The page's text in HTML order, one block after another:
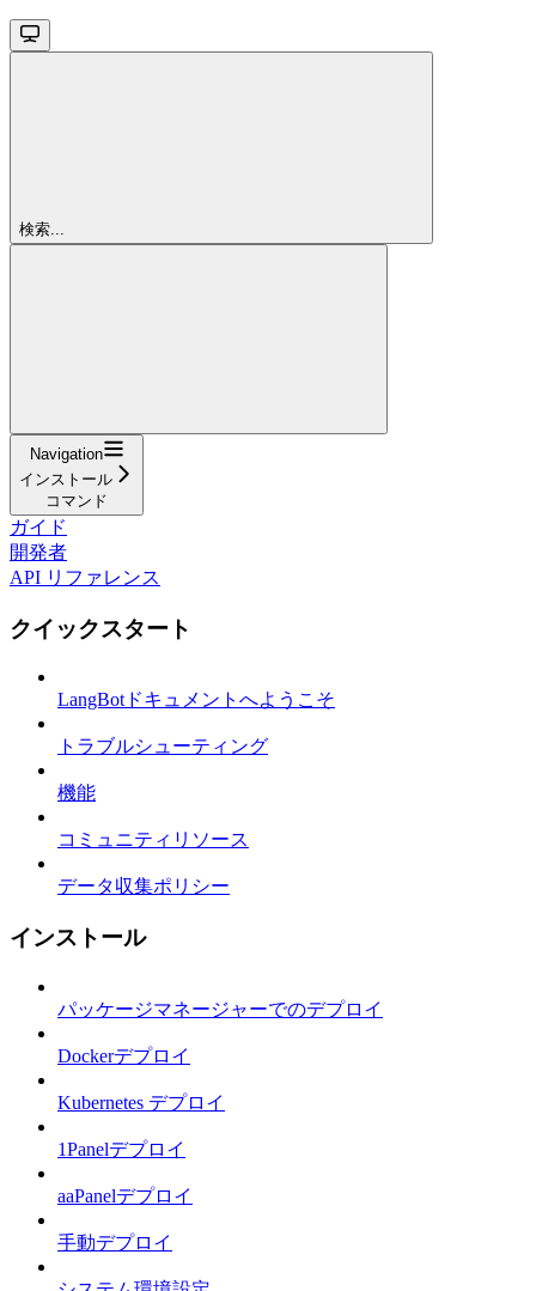
検索...
Navigation
インストール
コマンド
ガイド
開発者
API リファレンス
クイックスタート
LangBotドキュメントへようこそ
トラブルシューティング
機能
コミュニティリソース
データ収集ポリシー
インストール
パッケージマネージャーでのデプロイ
Dockerデプロイ
Kubernetes デプロイ
1Panelデプロイ
aaPanelデプロイ
手動デプロイ